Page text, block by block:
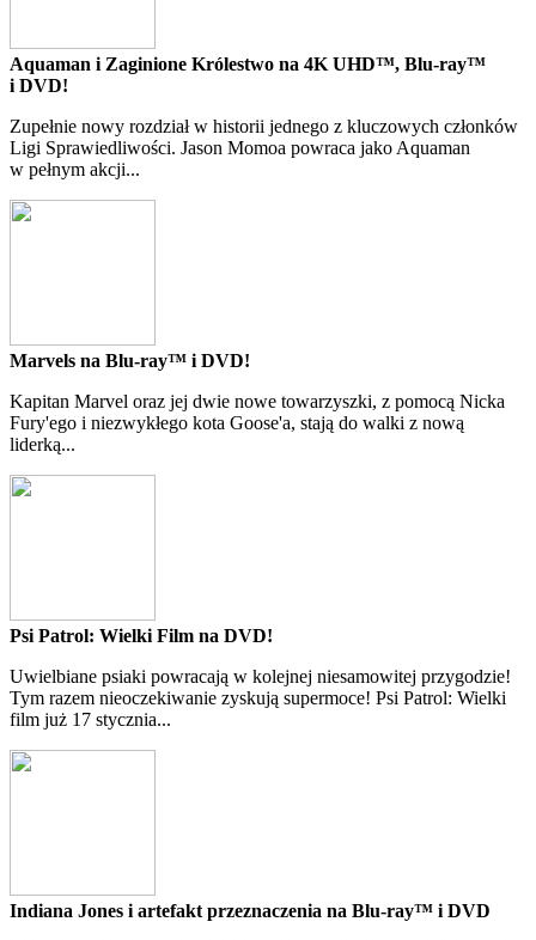
Aquaman i Zaginione Królestwo na 4K UHD™, Blu-ray™
i DVD!
Zupełnie nowy rozdział w historii jednego z kluczowych członków
Ligi Sprawiedliwości. Jason Momoa powraca jako Aquaman
w pełnym akcji...
Marvels na Blu-ray™ i DVD!
Kapitan Marvel oraz jej dwie nowe towarzyszki, z pomocą Nicka
Fury'ego i niezwykłego kota Goose'a, stają do walki z nową
liderką...
Psi Patrol: Wielki Film na DVD!
Uwielbiane psiaki powracają w kolejnej niesamowitej przygodzie!
Tym razem nieoczekiwanie zyskują supermoce! Psi Patrol: Wielki
film już 17 stycznia...
Indiana Jones i artefakt przeznaczenia na Blu-ray™ i DVD